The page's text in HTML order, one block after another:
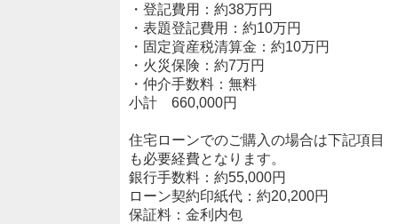
・登記費用：約38万円
・表題登記費用：約10万円
・固定資産税清算金：約10万円
・火災保険：約7万円
・仲介手数料：無料
小計 660,000円
住宅ローンでのご購入の場合は下記項目
も必要経費となります。
銀行手数料：約55,000円
ローン契約印紙代：約20,200円
保証料：金利内包